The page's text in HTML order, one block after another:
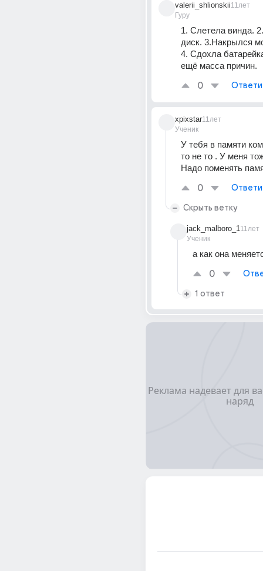
valerii_shlionskii
Гуру
11лет
1. Слетела винда.
диск. 3.Накрылся
4. Сдохла
ещё масса причин.
0
xpixstar
Ученик
11лет
У тебя в памяти
то не то . У меня
Надо поменять
0
Скрыть ветку
jack_malboro_1
Ученик
11лет
а как она
0
1 ответ